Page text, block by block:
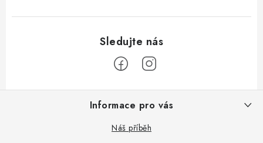
Z
Informace pro vás
Náš příběh